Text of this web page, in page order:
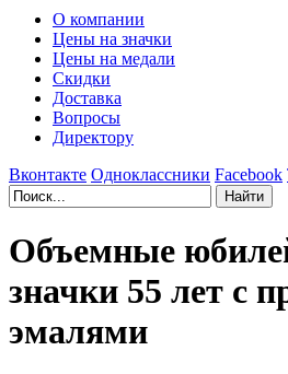
О компании
Цены на значки
Цены на медали
Скидки
Доставка
Вопросы
Директору
Вконтакте Одноклассники Facebook
Объемные
значки 55 лет с
эмалями